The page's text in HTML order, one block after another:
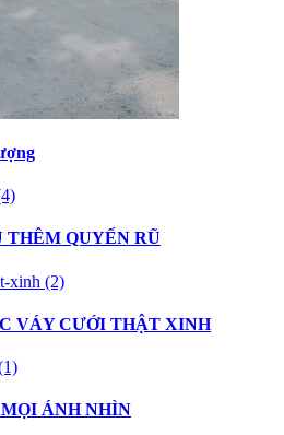
THÊM QUYẾN RŨ
VÁY CƯỚI THẬT XINH
ÁNH NHÌN